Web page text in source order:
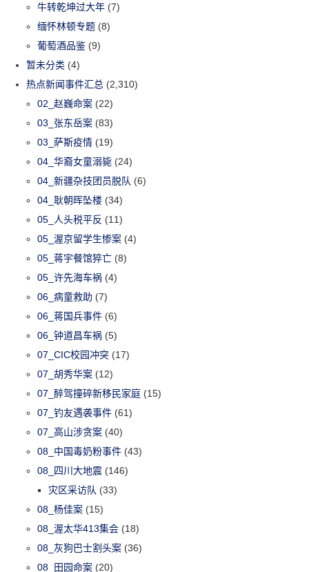
牛转乾坤过大年 (7)
缅怀林顿专题 (8)
葡萄酒品鉴 (9)
暂未分类 (4)
热点新闻事件汇总 (2,310)
02_赵巍命案 (22)
03_张东岳案 (83)
03_萨斯疫情 (19)
04_华裔女童溺毙 (24)
04_新疆杂技团员脱队 (6)
04_耿朝晖坠楼 (34)
05_人头税平反 (11)
05_渥京留学生惨案 (4)
05_蒋宇餐馆猝亡 (8)
05_许先海车祸 (4)
06_病童救助 (7)
06_蒋国兵事件 (6)
06_钟道昌车祸 (5)
07_CIC校园冲突 (17)
07_胡秀华案 (12)
07_醉驾撞碎新移民家庭 (15)
07_钓友遇袭事件 (61)
07_高山涉贪案 (40)
08_中国毒奶粉事件 (43)
08_四川大地震 (146)
灾区采访队 (33)
08_杨佳案 (15)
08_渥太华413集会 (18)
08_灰狗巴士割头案 (36)
08_田园命案 (20)